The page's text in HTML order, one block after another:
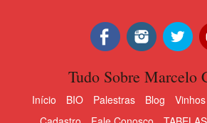
Tudo Sobre Marcelo
Início BIO Palestras Blog Vinhos